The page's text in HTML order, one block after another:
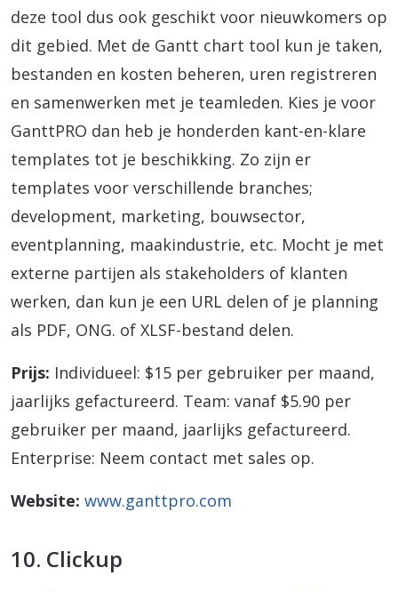
deze tool dus ook geschikt voor nieuwkomers op
dit gebied. Met de Gantt chart tool kun je taken,
bestanden en kosten beheren, uren registreren
en samenwerken met je teamleden. Kies je voor
GanttPRO dan heb je honderden kant-en-klare
templates tot je beschikking. Zo zijn er
templates voor verschillende branches;
development, marketing, bouwsector,
eventplanning, maakindustrie, etc. Mocht je met
externe partijen als stakeholders of klanten
werken, dan kun je een URL delen of je planning
als PDF, ONG. of XLSF-bestand delen.
Prijs: Individueel: $15 per gebruiker per maand,
jaarlijks gefactureerd. Team: vanaf $5.90 per
gebruiker per maand, jaarlijks gefactureerd.
Enterprise: Neem contact met sales op.
Website: www.ganttpro.com
10. Clickup